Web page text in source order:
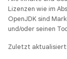
Lizenzen wie im
OpenJDK sind
und/oder seinen
Zuletzt